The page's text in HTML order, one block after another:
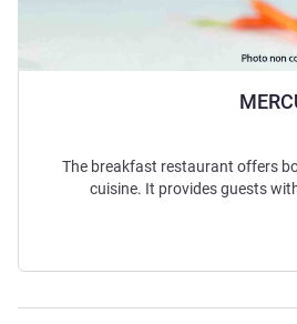
The breakfast restaurant offers
cuisine. It provides guests